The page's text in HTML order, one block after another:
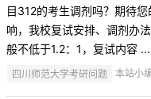
目312的考生调剂吗？期待
响，我校复试安排、调剂办
般不低于1.2：1，复试内容 ...
四川师范大学考研问题 本站小